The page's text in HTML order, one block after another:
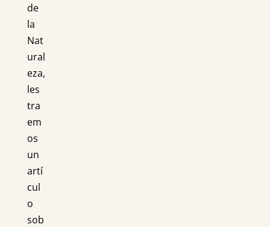
de
la
Nat
ural
eza,
les
tra
em
os
un
artí
cul
o
sob